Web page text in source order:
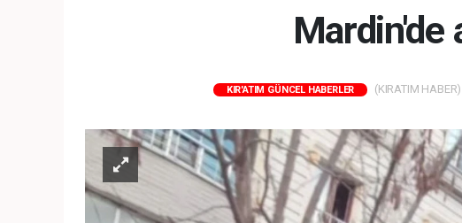
Mardin'de
KIR'ATIM GÜNCEL HABERLER (KIRATIM